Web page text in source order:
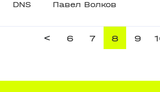
DNS Павел Волков
< 6 7 8 9